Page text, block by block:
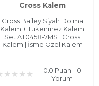
Cross Kalem
Cross Bailey Siyah Dolma
Kalem + Tükenmez Kalem
Set AT0458-7MS | Cross
Kalem | İsme Özel Kalem
0.0 Puan - 0
Yorum